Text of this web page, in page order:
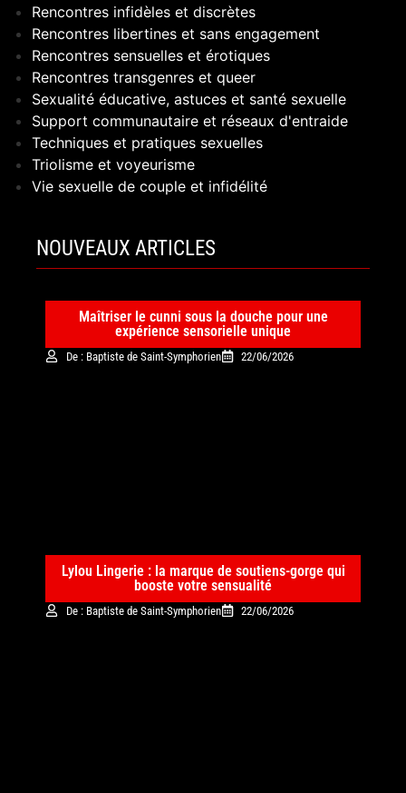
Rencontres infidèles et discrètes
Rencontres libertines et sans engagement
Rencontres sensuelles et érotiques
Rencontres transgenres et queer
Sexualité éducative, astuces et santé sexuelle
Support communautaire et réseaux d'entraide
Techniques et pratiques sexuelles
Triolisme et voyeurisme
Vie sexuelle de couple et infidélité
NOUVEAUX ARTICLES
Maîtriser le cunni sous la douche pour une
expérience sensorielle unique
De : Baptiste de Saint-Symphorien 22/06/2026
Lylou Lingerie : la marque de soutiens-gorge qui
booste votre sensualité
De : Baptiste de Saint-Symphorien 22/06/2026